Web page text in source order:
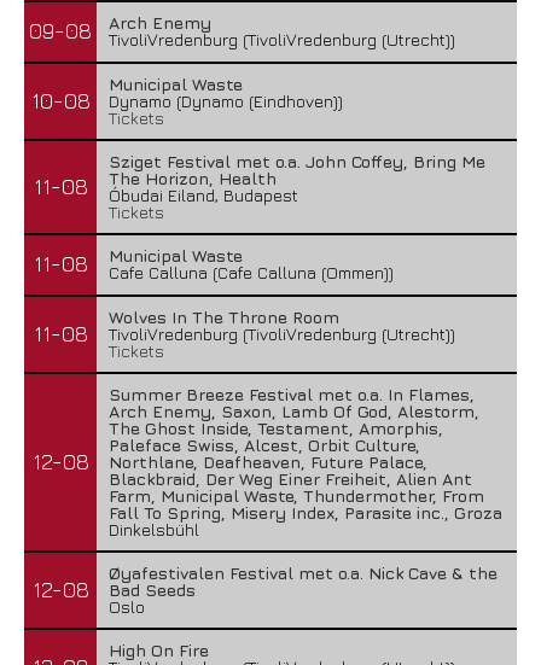
09-08
Arch Enemy
TivoliVredenburg (TivoliVredenburg (Utrecht))
10-08
Municipal Waste
Dynamo (Dynamo (Eindhoven))
Tickets
11-08
Sziget Festival met o.a. John Coffey, Bring Me
The Horizon, Health
Óbudai Eiland, Budapest
Tickets
11-08
Municipal Waste
Cafe Calluna (Cafe Calluna (Ommen))
11-08
Wolves In The Throne Room
TivoliVredenburg (TivoliVredenburg (Utrecht))
Tickets
12-08
Summer Breeze Festival met o.a. In Flames,
Arch Enemy, Saxon, Lamb Of God, Alestorm,
The Ghost Inside, Testament, Amorphis,
Paleface Swiss, Alcest, Orbit Culture,
Northlane, Deafheaven, Future Palace,
Blackbraid, Der Weg Einer Freiheit, Alien Ant
Farm, Municipal Waste, Thundermother, From
Fall To Spring, Misery Index, Parasite inc., Groza
Dinkelsbühl
12-08
Øyafestivalen Festival met o.a. Nick Cave & the
Bad Seeds
Oslo
High On Fire